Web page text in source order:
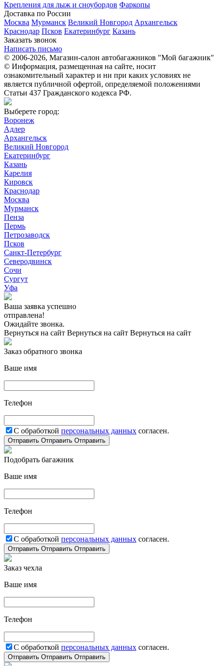
Крепления для лыж и сноубордов Фаркопы
Доставка по России
Москва Мурманск Великий Новгород Архангельск
Краснодар Псков Екатеринбург Казань
Заказать звонок
Написать письмо
© 2006-2026, Магазин-салон автобагажников "Мой багажник"
© Информация, размещенная на сайте, носит
ознакомительный характер и ни при каких условиях не
является публичной офертой, определяемой положениями
Статьи 437 Гражданского кодекса РФ.
Выберете город:
Воронеж
Адлер
Архангельск
Великий Новгород
Екатеринбург
Казань
Карелия
Кировск
Краснодар
Москва
Мурманск
Пенза
Пермь
Петрозаводск
Псков
Санкт-Петербург
Северодвинск
Сочи
Сургут
Уфа
Ваша заявка успешно
отправлена!
Ожидайте звонка.
Вернуться на сайт Вернуться на сайт Вернуться на сайт
Заказ обратного звонка
Ваше имя
Телефон
С обработкой персональных данных согласен.
Отправить Отправить Отправить
Подобрать багажник
Ваше имя
Телефон
С обработкой персональных данных согласен.
Отправить Отправить Отправить
Заказ чехла
Ваше имя
Телефон
С обработкой персональных данных согласен.
Отправить Отправить Отправить